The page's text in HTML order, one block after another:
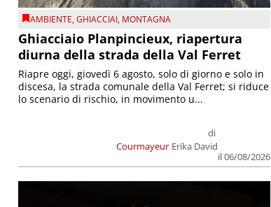
AMBIENTE,GHIACCIAI, MONTAGNA
Ghiacciaio Planpincieux, riapertura
diurna della strada della Val Ferret
Courmayeur
di
Erika David
il 06/08/2026
Riapre oggi, giovedì 6 agosto, solo di giorno e solo in
discesa, la strada comunale della Val Ferret; si riduce
lo scenario di rischio, in movimento u...